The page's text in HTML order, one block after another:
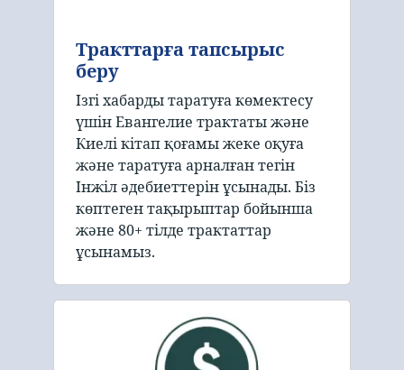
Тракттарға тапсырыс
беру
Ізгі хабарды таратуға көмектесу
үшін Евангелие трактаты және
Киелі кітап қоғамы жеке оқуға
және таратуға арналған тегін
Інжіл әдебиеттерін ұсынады. Біз
көптеген тақырыптар бойынша
және 80+ тілде трактаттар
ұсынамыз.